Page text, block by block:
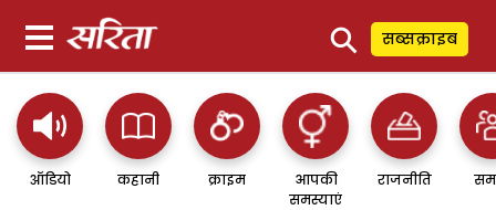
⚲ सब्सक्राइब
ऑडियो कहानी क्राइम
आपकी
समस्याएं
राजनीति